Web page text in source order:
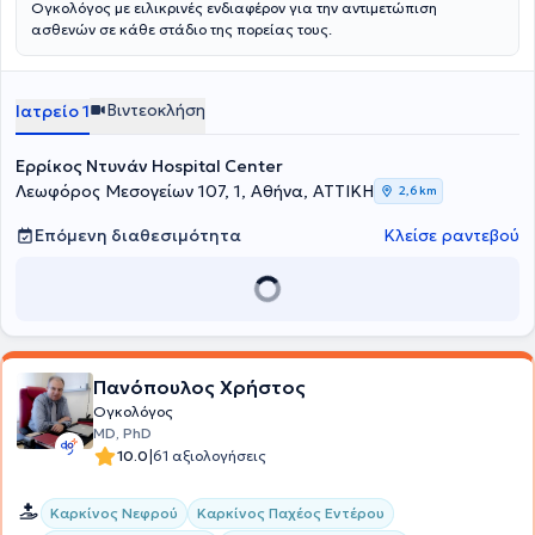
Ογκολόγος με ειλικρινές ενδιαφέρον για την αντιμετώπιση
ασθενών σε κάθε στάδιο της πορείας τους.
Ιατρείο 1 Βιντεοκλήση
Ερρίκος Ντυνάν Hospital Center
Λεωφόρος Μεσογείων 107, 1, Αθήνα, ΑΤΤΙΚΗ
2,6 km
Επόμενη διαθεσιμότητα Κλείσε ραντεβού
Πανόπουλος Χρήστος
Ογκολόγος
MD, PhD
10.0|61 αξιολογήσεις
Καρκίνος Νεφρού
Καρκίνος Παχέος Εντέρου